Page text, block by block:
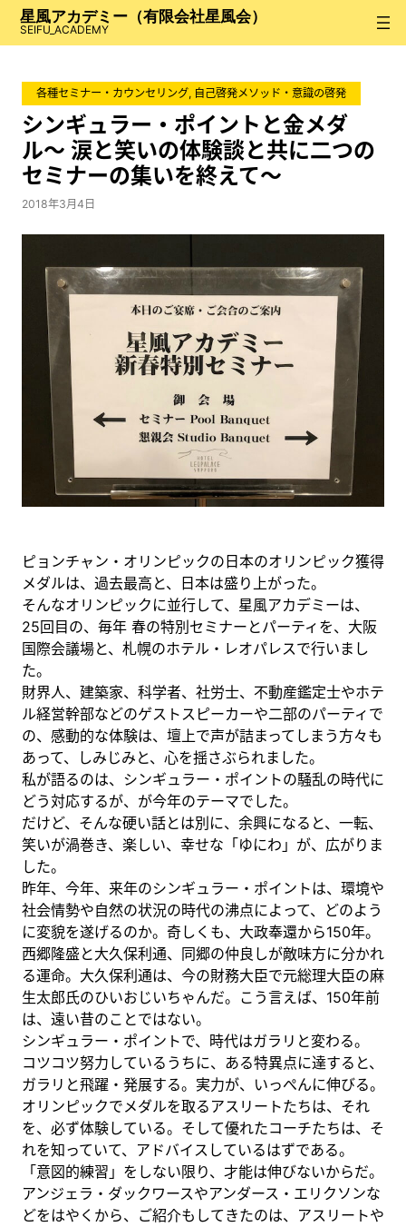
星風アカデミー（有限会社星風会）
SEIFU_ACADEMY
各種セミナー・カウンセリング, 自己啓発メソッド・意識の啓発
シンギュラー・ポイントと金メダ
ル〜 涙と笑いの体験談と共に二つの
セミナーの集いを終えて〜
2018年3月4日
ピョンチャン・オリンピックの日本のオリンピック獲得
メダルは、過去最高と、日本は盛り上がった。
そんなオリンピックに並行して、星風アカデミーは、
25回目の、毎年 春の特別セミナーとパーティを、大阪
国際会議場と、札幌のホテル・レオパレスで行いまし
た。
財界人、建築家、科学者、社労士、不動産鑑定士やホテ
ル経営幹部などのゲストスピーカーや二部のパーティで
の、感動的な体験は、壇上で声が詰まってしまう方々も
あって、しみじみと、心を揺さぶられました。
私が語るのは、シンギュラー・ポイントの騒乱の時代に
どう対応するが、が今年のテーマでした。
だけど、そんな硬い話とは別に、余興になると、一転、
笑いが渦巻き、楽しい、幸せな「ゆにわ」が、広がりま
した。
昨年、今年、来年のシンギュラー・ポイントは、環境や
社会情勢や自然の状況の時代の沸点によって、どのよう
に変貌を遂げるのか。奇しくも、大政奉還から150年。
西郷隆盛と大久保利通、同郷の仲良しが敵味方に分かれ
る運命。大久保利通は、今の財務大臣で元総理大臣の麻
生太郎氏のひいおじいちゃんだ。こう言えば、150年前
は、遠い昔のことではない。
シンギュラー・ポイントで、時代はガラリと変わる。
コツコツ努力しているうちに、ある特異点に達すると、
ガラリと飛躍・発展する。実力が、いっぺんに伸びる。
オリンピックでメダルを取るアスリートたちは、それ
を、必ず体験している。そして優れたコーチたちは、そ
れを知っていて、アドバイスしているはずである。
「意図的練習」をしない限り、才能は伸びないからだ。
アンジェラ・ダックワースやアンダース・エリクソンな
どをはやくから、ご紹介もしてきたのは、アスリートや